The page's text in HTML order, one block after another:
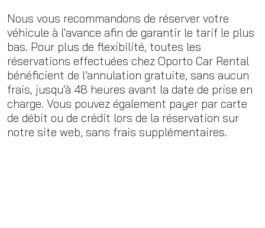
Nous vous recommandons de réserver votre
véhicule à l'avance afin de garantir le tarif le plus
bas. Pour plus de flexibilité, toutes les
réservations effectuées chez Oporto Car Rental
bénéficient de l’annulation gratuite, sans aucun
frais, jusqu’à 48 heures avant la date de prise en
charge. Vous pouvez également payer par carte
de débit ou de crédit lors de la réservation sur
notre site web, sans frais supplémentaires.